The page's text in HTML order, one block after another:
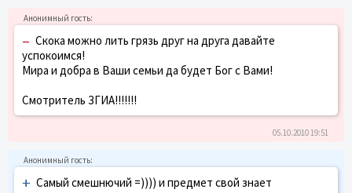
– Скока можно лить грязь друг на друга давайте
успокоимся!
Мира и добра в Ваши семьи да будет Бог с Вами!
Смотритель ЗГИА!!!!!!!
05.10.2010 19:51
+ Самый смешнючий =)))) и предмет свой знает